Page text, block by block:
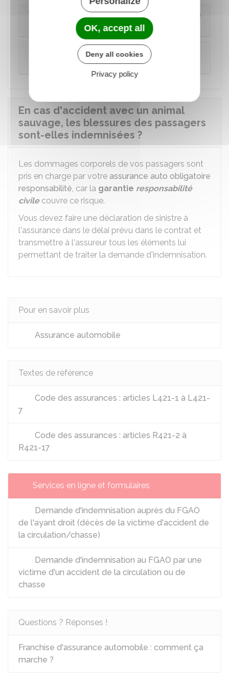
Vous avez souscrit une assurance dommages
corporels
Vous n'avez souscrit d'assurance dommages
corporels
En cas d'accident avec un animal
sauvage, les blessures des passagers
sont-elles indemnisées ?
Les dommages corporels de vos passagers sont
pris en charge par votre assurance auto obligatoire
responsabilité, car la garantie responsabilité
civilecouvre ce risque.
Vous devez faire une déclaration de sinistre à
l'assurance dans le délai prévu dans le contrat et
transmettre à l'assureur tous les éléments lui
permettant de traiter la demande d'indemnisation.
Pour en savoir plus
Assurance automobile
Textes de référence
Code des assurances : articles L421-1 à L421-
7
Code des assurances : articles R421-2 à
R421-17
Services en ligne et formulaires
Demande d'indemnisation auprès du FGAO
de l'ayant droit (décès de la victime d'accident de
la circulation/chasse)
Demande d'indemnisation au FGAO par une
victime d'un accident de la circulation ou de
chasse
Questions ? Réponses !
Franchise d'assurance automobile : comment ça
marche ?
OK, accept all
Deny all cookies
Privacy policy